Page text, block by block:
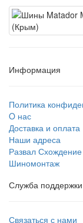
Информация
Политика
O нас
Доставка и оплата
Наши адреса
Развал Схождение
Шиномонтаж
Служба поддержки
Связаться с нами